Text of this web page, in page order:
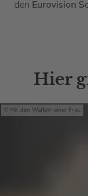
den Eurovision
Hier
Mit den Waffeln einer Frau